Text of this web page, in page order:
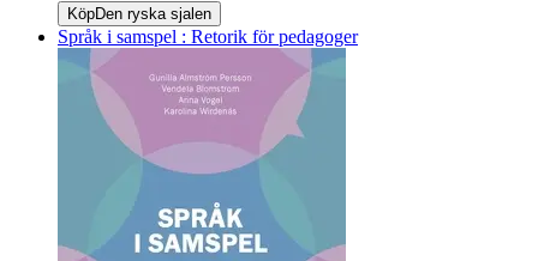
KöpDen ryska sjalen
Språk i samspel : Retorik för pedagoger